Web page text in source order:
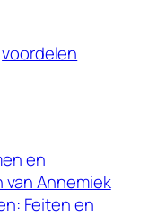
voordelen
en
van Annemiek
Feiten en